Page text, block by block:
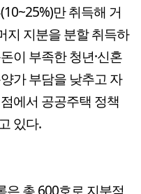
만 취득해 거
지 지분을 분할 취득하
이 부족한 청년·신혼
가 부담을 낮추고 자
에서 공공주택 정책
있다.
은 총 600호로 지분적